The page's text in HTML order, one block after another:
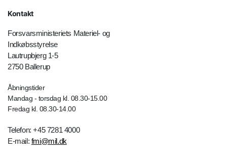
Kontakt
Forsvarsministeriets Materiel- og
Indkøbsstyrelse
Lautrupbjerg 1-5
2750 Ballerup
Åbningstider
Mandag - torsdag kl. 08.30-15.00
Fredag kl. 08.30-14.00
Telefon: +45 7281 4000
E-mail: fmi@mil.dk